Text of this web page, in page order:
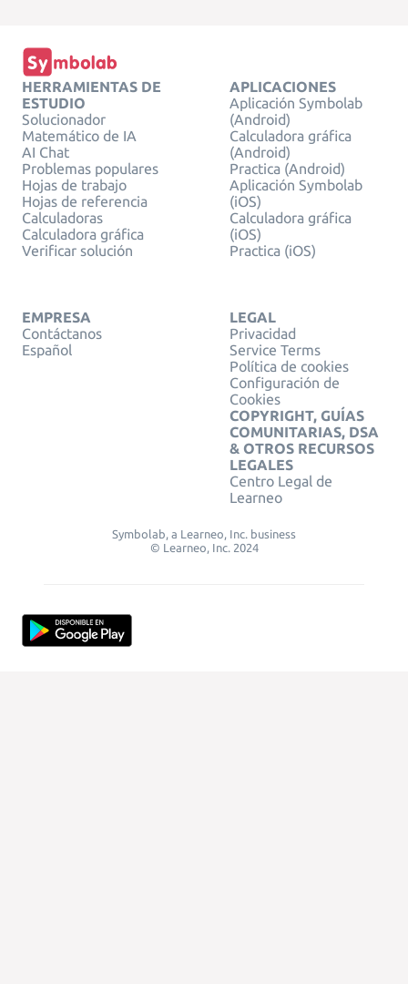
HERRAMIENTAS DE
ESTUDIO
Solucionador
Matemático de IA
AI Chat
Problemas populares
Hojas de trabajo
Hojas de referencia
Calculadoras
Calculadora gráfica
Verificar solución
APLICACIONES
Aplicación Symbolab
(Android)
Calculadora gráfica
(Android)
Practica (Android)
Aplicación Symbolab
(iOS)
Calculadora gráfica
(iOS)
Practica (iOS)
EMPRESA
Contáctanos
Español
LEGAL
Privacidad
Service Terms
Política de cookies
Configuración de
Cookies
COPYRIGHT, GUÍAS
COMUNITARIAS, DSA
& OTROS RECURSOS
LEGALES
Centro Legal de
Learneo
Symbolab, a Learneo, Inc. business
© Learneo, Inc. 2024